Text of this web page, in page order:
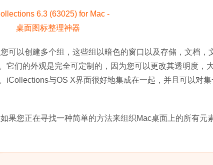
可以创建多个组，这些组以暗色的窗口以及存储，文档，
它们的外观是完全可定制的，因为您可以更改其透明度，
iCollections与OS X界面很好地集成在一起，并且可以对集
果您正在寻找一种简单的方法来组织Mac桌面上的所有元